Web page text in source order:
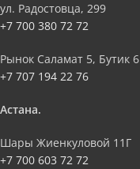
ул. Радостовца, 299
+7 700 380 72 72
Рынок Саламат 5, Бутик 6
+7 707 194 22 76
Астана.
Шары Жиенкуловой 11Г
+7 700 603 72 72